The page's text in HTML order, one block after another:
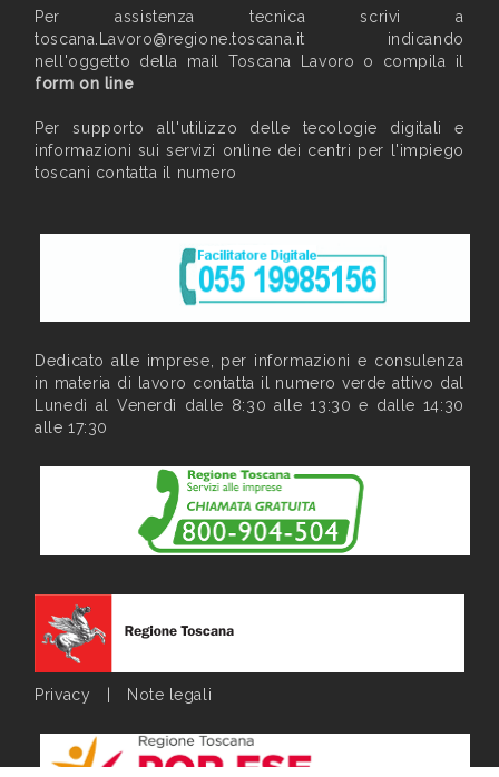
Per assistenza tecnica scrivi a
toscana.Lavoro@regione.toscana.it indicando
nell'oggetto della mail Toscana Lavoro o compila il
form on line
Per supporto all'utilizzo delle tecologie digitali e
informazioni sui servizi online dei centri per l'impiego
toscani contatta il numero
Dedicato alle imprese, per informazioni e consulenza
in materia di lavoro contatta il numero verde attivo dal
Lunedì al Venerdì dalle 8:30 alle 13:30 e dalle 14:30
alle 17:30
Privacy | Note legali